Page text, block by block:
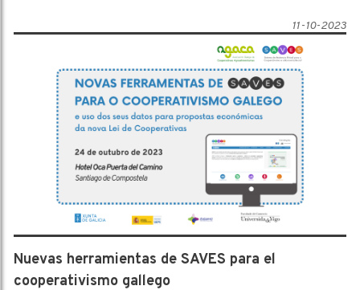
11-10-2023
Nuevas herramientas de SAVES para el
cooperativismo gallego